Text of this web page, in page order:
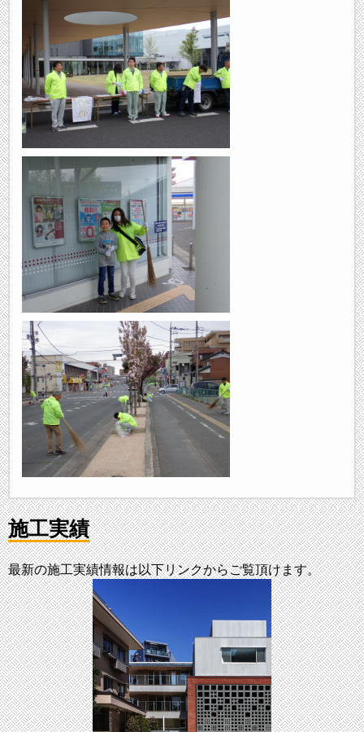
ニュース＆トピックスを更新
ニュース＆トピックスを更新しました。
2017/4/28
ニュース＆トピックスを更新
ニュース＆トピックスを更新しました。
2017/4/27
施工実績を追加
2017年度の施工実績を更新しました。
2017/4/1
リクルート新卒情報を修正
リクルートの新卒情報を一部修正しました。
2017/3/30
マイナビリンクを追加
マイナビリンクを追加しました。
2017/2/10
動画を追加
会社紹介動画を追加しました。
2016/11/10
ニュースを追加
埼玉県優秀建設工事施工業者表彰を追加しました。
2016/08/02
埼玉県エコアップ認定書を追加
埼玉県エコアップ認定書を追加しました。
2016/07/29
お問い合わせオープン
お問い合わせとエントリーフォームを
オープン致しました。
2016/07/22
ホームページリニューアル
ホームページをリニューアルしました。
施工実績
最新の施工実績情報は以下リンクからご覧頂けます。